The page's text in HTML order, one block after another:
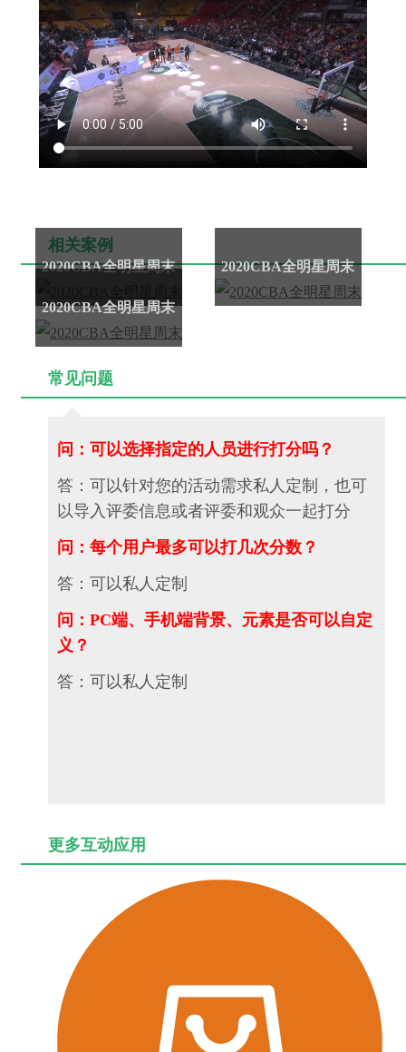
相关案例
2020CBA全明星周末 2020CBA全明星周末
2020CBA全明星周末
常见问题
问：可以选择指定的人员进行打分吗？
答：可以针对您的活动需求私人定制，也可
以导入评委信息或者评委和观众一起打分
问：每个用户最多可以打几次分数？
答：可以私人定制
问：PC端、手机端背景、元素是否可以自定
义？
答：可以私人定制
更多互动应用